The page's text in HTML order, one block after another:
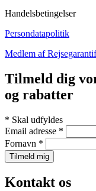
Handelsbetingelser
Persondatapolitik
Medlem af
Tilmeld dig
og rabatter
* Skal udfyldes
Email adresse *
Fornavn *
Kontakt os